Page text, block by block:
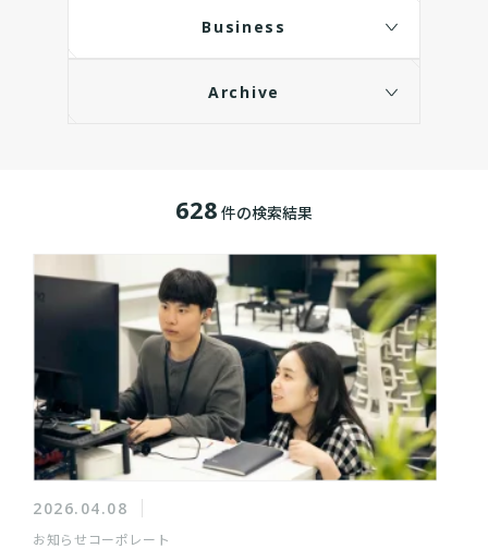
Business
Archive
628 件の検索結果
2026.04.08
お知らせ コーポレート